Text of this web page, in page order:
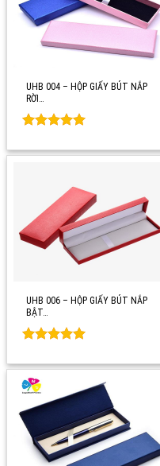
UHB 004 – HỘP GIẤY BÚT NẮP
RỜI…
out of 5
UHB 006 – HỘP GIẤY BÚT NẮP
BẬT…
out of 5